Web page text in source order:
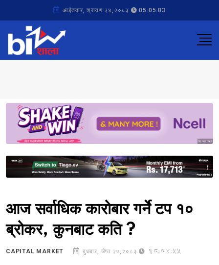
आईतवार, श्रावण २४,२०८३ 05:05:03
Sponsored
Sponsored
आज सर्वाधिक कारोबार गर्ने टप १०
ब्रोकर, कुनबाट कति ?
CAPITAL MARKET बुधबार, जेष्ठ २७,२०८३ 18:04:55